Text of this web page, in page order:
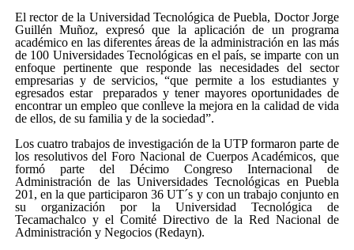
El rector de la Universidad Tecnológica de Puebla, Doctor Jorge
Guillén Muñoz, expresó que la aplicación de un programa
académico en las diferentes áreas de la administración en las más
de 100 Universidades Tecnológicas en el país, se imparte con un
enfoque pertinente que responde las necesidades del sector
empresarias y de servicios, “que permite a los estudiantes y
egresados estar preparados y tener mayores oportunidades de
encontrar un empleo que conlleve la mejora en la calidad de vida
de ellos, de su familia y de la sociedad”.
Los cuatro trabajos de investigación de la UTP formaron parte de
los resolutivos del Foro Nacional de Cuerpos Académicos, que
formó parte del Décimo Congreso Internacional de
Administración de las Universidades Tecnológicas en Puebla
201, en la que participaron 36 UT´s y con un trabajo conjunto en
su organización por la Universidad Tecnológica de
Tecamachalco y el Comité Directivo de la Red Nacional de
Administración y Negocios (Redayn).